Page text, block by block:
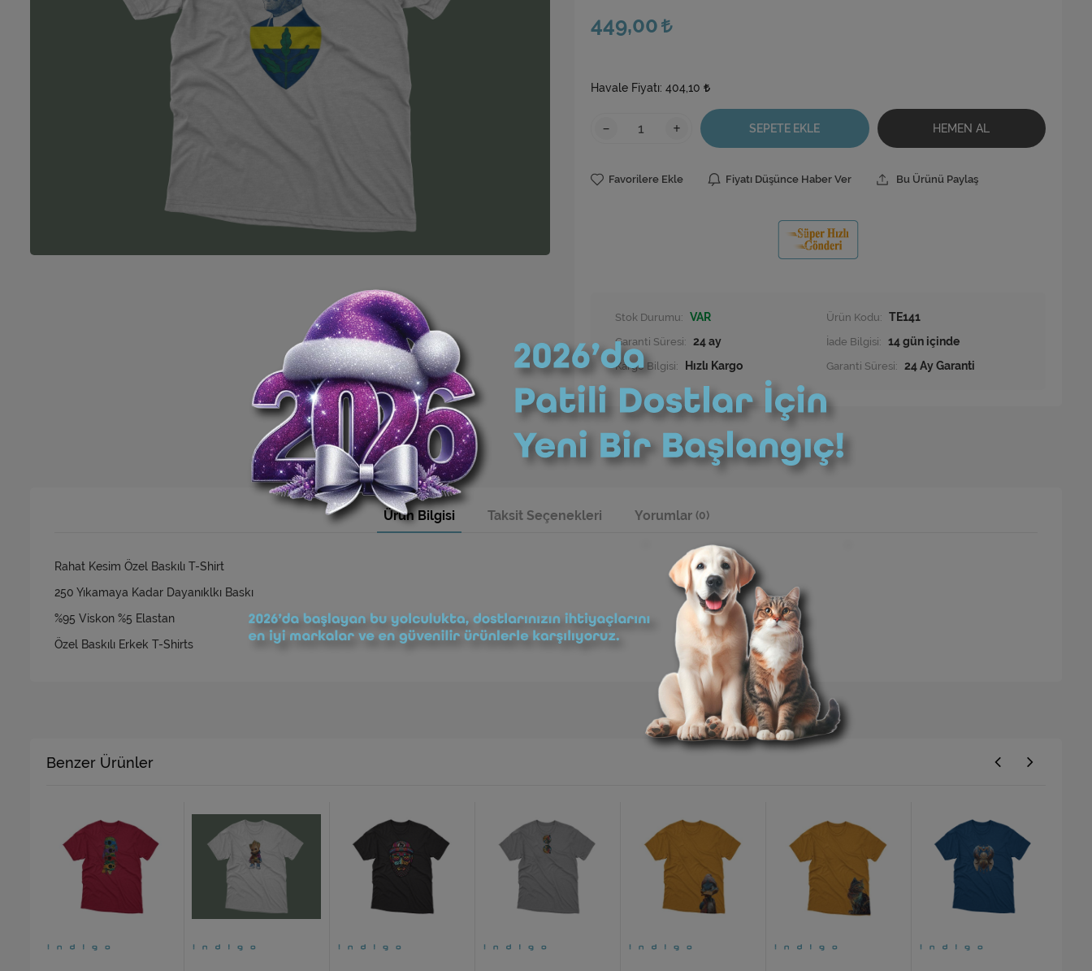
449,00
Havale Fiyatı: 404,10
- + SEPETE EKLE HEMEN AL
Favorilere Ekle Fiyatı Düşünce Haber Ver Bu Ürünü Paylaş
Stok Durumu: VAR Ürün Kodu: TE141
Garanti Süresi: 24 ay
İade Bilgisi:
Kargo Bilgisi:
Hızlı Kargo Garanti Süresi: 24 Ay Garanti
Ürün Bilgisi Taksit Seçenekleri Yorumlar (0)
Rahat Kesim Özel Baskılı T-Shirt
250 Yıkamaya Kadar Dayanıklkı Baskı
%95 Viskon %5 Elastan
Özel Baskılı Erkek T-Shirts
Benzer Ürünler